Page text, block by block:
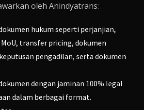
oleh Anindyatrans:
hukum seperti perjanjian,
transfer pricing, dokumen
pengadilan, serta dokumen
dengan jaminan 100% legal
dalam berbagai format.